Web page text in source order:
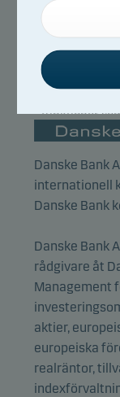
Multi
Danske Bank
internationell
Danske Bank
Danske Bank
rådgivare åt
Management
aktier,
europeiska
realräntor,
Nödvändiga
att fungera
funktioner
områden på
inställningar
Vi använder
hos besökare
Detta gör det
webbplatsens